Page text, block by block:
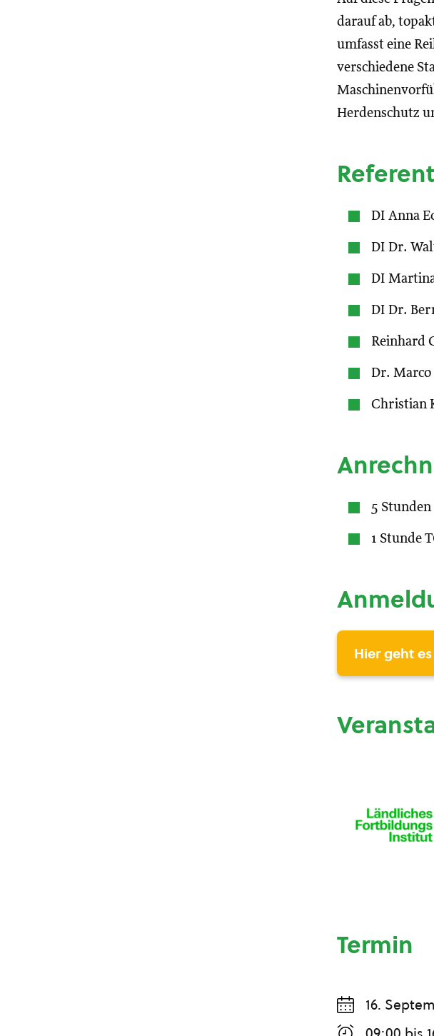
darauf ab,
umfasst eine
verschiedene
Herdenschutz
DI Anna
DI Dr.
DI
DI Dr.
Reinhard
Dr.
Christian
5 Stunden
1 Stunde
Hier geht
Termin
16.